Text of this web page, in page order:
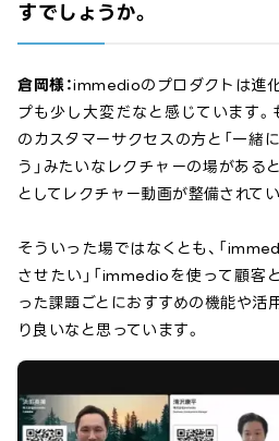
すでしょうか。
倉岡様：immedioのプロダクトは進
プも少し大変だなと感じています
のカスタマーサクセスの方と「一緒
う」みたいなレクチャーの場がある
としてレクチャー動画が整備されて
そういった場ではなくとも、「
させたい」「immedioを使って顧客
った課題ごとにおすすめの機能や活
り良いなと思っています。